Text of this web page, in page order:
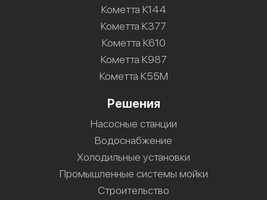
Кометта К144
Кометта К377
Кометта К610
Кометта К987
Кометта К55М
Решения
Насосные станции
Водоснабжение
Холодильные установки
Промышленные системы мойки
Строительство